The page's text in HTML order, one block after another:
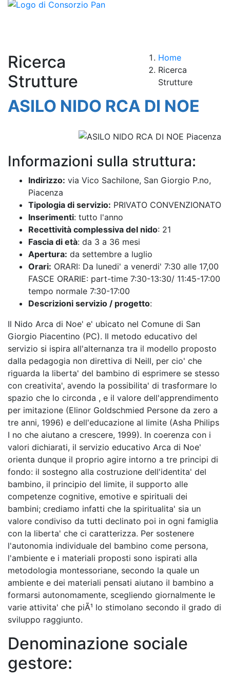
Ricerca
Strutture
Home
Ricerca
Strutture
ASILO NIDO RCA DI NOE
Informazioni sulla struttura:
Indirizzo: via Vico Sachilone, San Giorgio P.no,
Piacenza
Tipologia di servizio: PRIVATO CONVENZIONATO
Inserimenti: tutto l'anno
Recettività complessiva del nido: 21
Fascia di età: da 3 a 36 mesi
Apertura: da settembre a luglio
Orari: ORARI: Da lunedi' a venerdi' 7:30 alle 17,00
FASCE ORARIE: part-time 7:30-13:30/ 11:45-17:00
tempo normale 7:30-17:00
Descrizioni servizio / progetto:
Il Nido Arca di Noe' e' ubicato nel Comune di San
Giorgio Piacentino (PC). Il metodo educativo del
servizio si ispira all'alternanza tra il modello proposto
dalla pedagogia non direttiva di Neill, per cio' che
riguarda la liberta' del bambino di esprimere se stesso
con creativita', avendo la possibilita' di trasformare lo
spazio che lo circonda , e il valore dell'apprendimento
per imitazione (Elinor Goldschmied Persone da zero a
tre anni, 1996) e dell'educazione al limite (Asha Philips
I no che aiutano a crescere, 1999). In coerenza con i
valori dichiarati, il servizio educativo Arca di Noe'
orienta dunque il proprio agire intorno a tre principi di
fondo: il sostegno alla costruzione dell'identita' del
bambino, il principio del limite, il supporto alle
competenze cognitive, emotive e spirituali dei
bambini; crediamo infatti che la spiritualita' sia un
valore condiviso da tutti declinato poi in ogni famiglia
con la liberta' che ci caratterizza. Per sostenere
l'autonomia individuale del bambino come persona,
l'ambiente e i materiali proposti sono ispirati alla
metodologia montessoriane, secondo la quale un
ambiente e dei materiali pensati aiutano il bambino a
formarsi autonomamente, scegliendo giornalmente le
varie attivita' che piÃ¹ lo stimolano secondo il grado di
sviluppo raggiunto.
Denominazione sociale
gestore: